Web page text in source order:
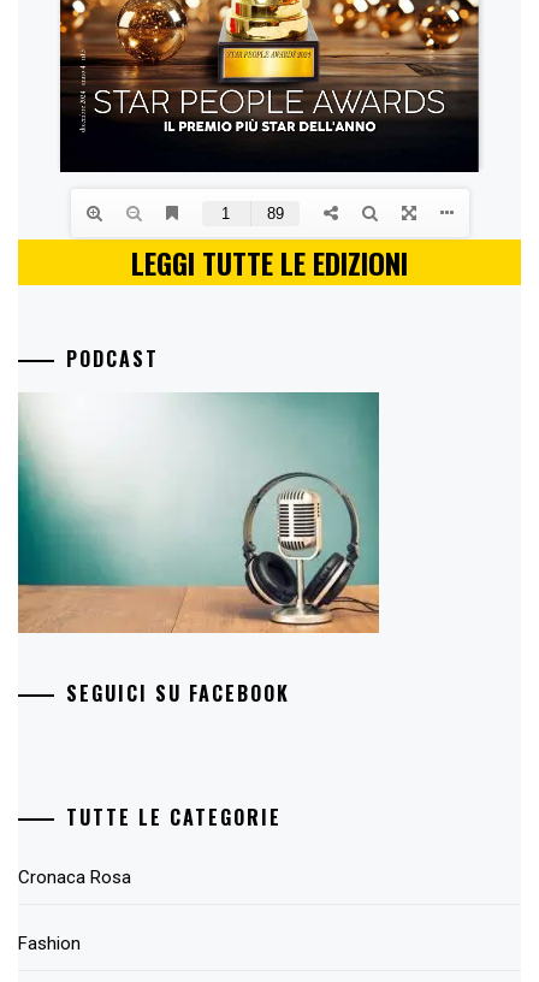
LEGGI TUTTE LE EDIZIONI
PODCAST
SEGUICI SU FACEBOOK
TUTTE LE CATEGORIE
Cronaca Rosa
Fashion